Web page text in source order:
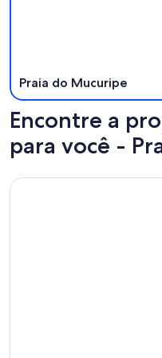
Praia do Mucuripe
Encontre a
para você -
Mais informações sobre